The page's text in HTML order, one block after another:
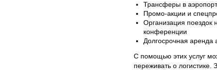
Трансферы в
Промо-акции и
Организация поездок
конференции
Долгосрочная аренда
С помощью этих услуг
переживать о логистике.